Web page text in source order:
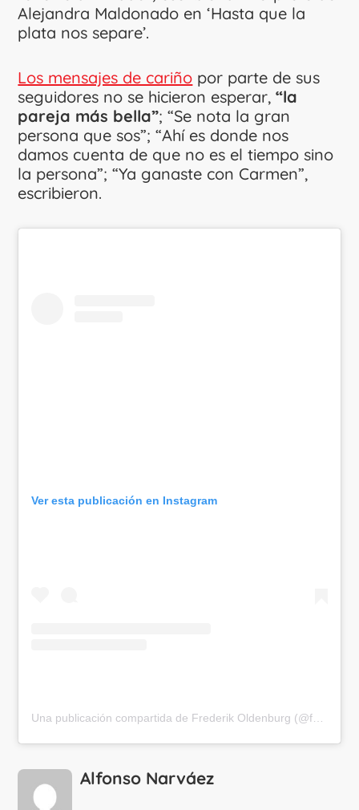
Alejandra Maldonado en ‘Hasta que la
plata nos separe’.
Los mensajes de cariño por parte de sus
seguidores no se hicieron esperar,“la
pareja más bella”; “Se nota la gran
persona que sos”; “Ahí es donde nos
damos cuenta de que no es el tiempo sino
la persona”; “Ya ganaste con Carmen”,
escribieron.
Ver esta publicación en Instagram
Alfonso Narváez